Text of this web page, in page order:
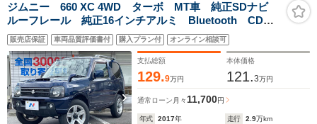
ジムニー 660 XC 4WD ターボ MT車 純正SDナビ
ルーフレール 純正16インチアルミ Bluetooth CD
DVD再生 フルセグ 電動格納ミラー フォグライト
ヘッドライトレベライザー
販売店保証 車両品質評価書付 購入プラン付 オンライン相談可
支払総額
129.9万円
本体価格
121.3万円
通常ローン 月々11,700円
年式 2017年 走行 2.9万km